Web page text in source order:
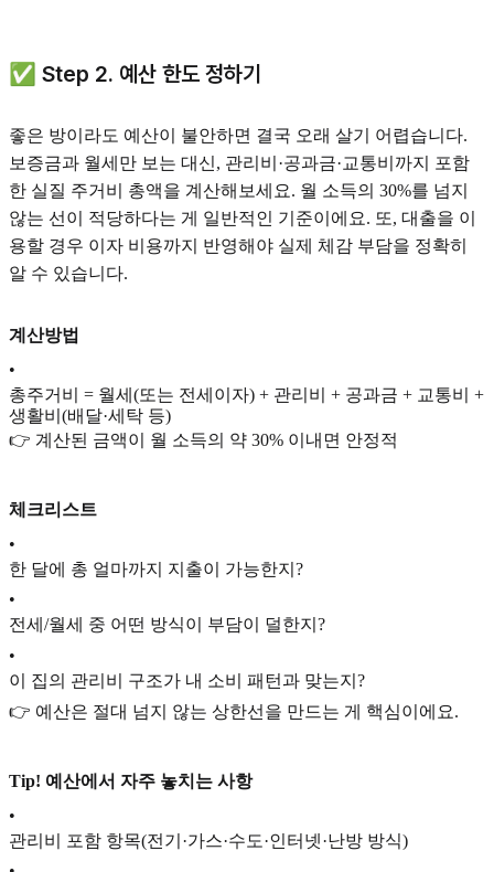
✅ Step 2. 예산 한도 정하기
좋은 방이라도 예산이 불안하면 결국 오래 살기 어렵습니다.
보증금과 월세만 보는 대신, 관리비·공과금·교통비까지 포함
한 실질 주거비 총액을 계산해보세요. 월 소득의 30%를 넘지
않는 선이 적당하다는 게 일반적인 기준이에요. 또, 대출을 이
용할 경우 이자 비용까지 반영해야 실제 체감 부담을 정확히
알 수 있습니다.
계산방법
•
총주거비 = 월세(또는 전세이자) + 관리비 + 공과금 + 교통비 +
생활비(배달·세탁 등)
👉 계산된 금액이 월 소득의 약 30% 이내면 안정적
체크리스트
•
한 달에 총 얼마까지 지출이 가능한지?
•
전세/월세 중 어떤 방식이 부담이 덜한지?
•
이 집의 관리비 구조가 내 소비 패턴과 맞는지?
👉 예산은 절대 넘지 않는 상한선을 만드는 게 핵심이에요.
Tip! 예산에서 자주 놓치는 사항
•
관리비 포함 항목(전기·가스·수도·인터넷·난방 방식)